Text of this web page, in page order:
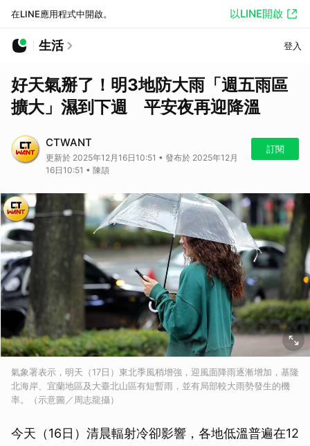
在LINE應用程式中開啟。 以LINE開啟
生活 登入
好天氣掰了！明3地防大雨「週五雨區
擴大」濕到下週 平安夜再迎降溫
CTWANT
更新於 2025年12月16日10:51 • 發布於 2025年12月
16日10:51 • 陳頡
訂閱
氣象署表示，明天（17日）東北季風稍增強，迎風面降雨逐漸增加，基隆
北海岸、宜蘭地區及大臺北山區有短暫雨，並有局部較大雨勢發生的機
率。（示意圖／周志龍攝）
今天（16日）清晨輻射冷卻影響，各地低溫普遍在12